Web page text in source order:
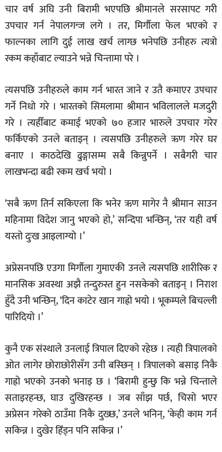
चार वर्ष अघि उनी बिरामी भएपछि श्रीमानले सरसापट गरी
उपचार गर्न नेपालगन्ज लगे । तर, मिर्गौला फेल भएको र
फाल्नका लागि दुई लाख खर्च लाग्छ भनेपछि उनीहरु त्यत्रो
रकम कहाँबाट ल्याउने भन्ने चिन्तामा परे ।
त्यसपछि उनीहरुले काम गर्न भारत जाने र उतै कमाएर उपचार
गर्ने निधो गरे । भारतको सिमलामा श्रीमान भविलालले मजदुरी
गरे । त्यहीँबाट कमाई भएको ७० हजार भारुले उपचार गरेर
फर्किएको उनले बताइन् । त्यसपछि उनीहरुले ऋण गरेर घर
बनाए । काठदेखि ढुङ्गासम्म सबै किन्नुपर्ने । सबैगरी चार
लाखभन्दा बढी रकम खर्च भयो ।
‘सबै ऋण तिर्न सकिएला कि भनेर ऋण मागेर नै श्रीमान साउन
महिनामा विदेश जानु भएको हो,’ सन्दिपा भन्छिन्, ‘तर यही वर्ष
यस्तो दुःख आइलाग्यो ।’
अप्रेसनपछि एउगा मिर्गौला गुमाएकी उनले त्यसपछि शारीरिक र
मानसिक अवस्था अझै तन्दुरुस्त हुन नसकेको बताइन् । निराश
हुँदै उनी भन्छिन्, ‘दिन काटेर खान गाह्रो भयो । भूकम्पले बिचल्ली
पारिदियो ।’
कुनै एक संस्थाले उनलाई त्रिपाल दिएको रहेछ । त्यही त्रिपालको
ओत लागेर छोराछोरीसँग उनी बस्छिन् । त्रिपालको बसाइ निकै
गाह्रो भएको उनको भनाइ छ । ‘बिरामी हुन्छु कि भन्ने चिन्ताले
सताइरहन्छ, घाउ दुखिरहन्छ । जब साँझ पर्छ, चिसो भएर
अप्रेसन गरेको ठाउँमा निकै दुख्छ,’ उनले भनिन्, ‘केही काम गर्न
सकिन्न । दुखेर हिँड्न पनि सकिन्न ।’